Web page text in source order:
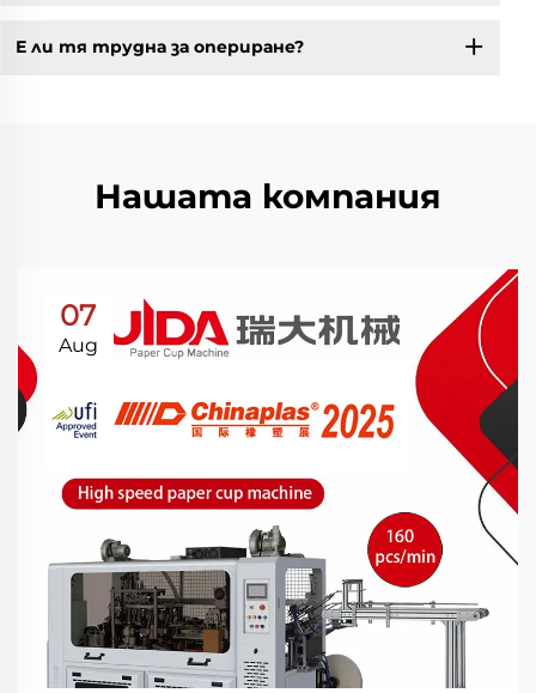
Е ли тя трудна за опериране?
Нашата компания
07
Aug